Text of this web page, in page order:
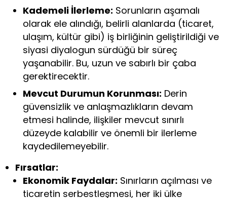
Kademeli İlerleme: Sorunların aşamalı
olarak ele alındığı, belirli alanlarda (ticaret,
ulaşım, kültür gibi) iş birliğinin geliştirildiği ve
siyasi diyalogun sürdüğü bir süreç
yaşanabilir. Bu, uzun ve sabırlı bir çaba
gerektirecektir.
Mevcut Durumun Korunması: Derin
güvensizlik ve anlaşmazlıkların devam
etmesi halinde, ilişkiler mevcut sınırlı
düzeyde kalabilir ve önemli bir ilerleme
kaydedilemeyebilir.
Fırsatlar:
Ekonomik Faydalar: Sınırların açılması ve
ticaretin serbestleşmesi, her iki ülke